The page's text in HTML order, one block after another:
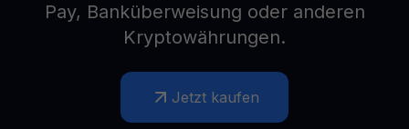
Pay, Banküberweisung oder anderen
Kryptowährungen.
Jetzt kaufen